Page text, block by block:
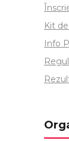
Kit
Info